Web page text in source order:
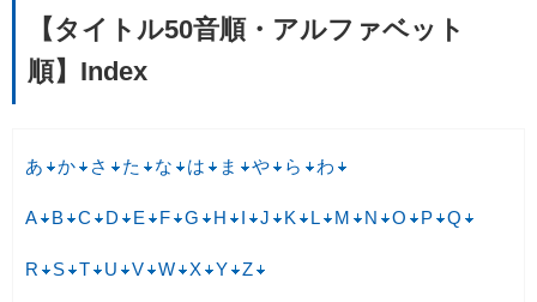
【タイトル50音順・アルファベット
順】Index
あ か さ た な は ま や ら わ
A B C D E F G H J K L M N O P Q
R S T U V W X Y Z